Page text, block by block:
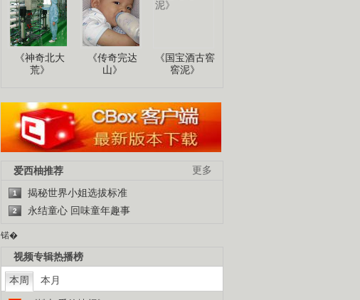
《神奇北大
荒》
《传奇完达
山》
《国宝酒古窖
窖泥》
更多
爱西柚推荐
1 揭秘世界小姐选拔标准
2 永结童心 回味童年趣事
锘�
视频专辑热播榜
本周 本月